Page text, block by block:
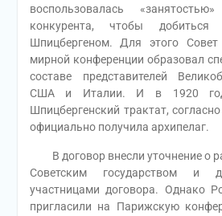
воспользовалась
конкурента, чтобы добиться
Шпицбергеном. Для этого
мирной конференции образовал
составе представителей
США и Италии. И в 1920
Шпицбергенский трактат,
официально получила архипелаг.
В договор внесли уточнение о
Советским государством и
участницами договора. Однако
пригласили на Парижскую